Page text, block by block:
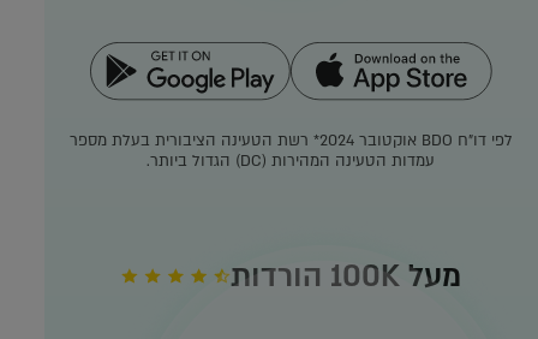
לפי דו"ח BDO אוקטובר 2024*
רשת הטעינה הציבורית בעלת מספר
עמדות הטעינה המהירות (DC) הגדול ביותר.
מעל 100K הורדות